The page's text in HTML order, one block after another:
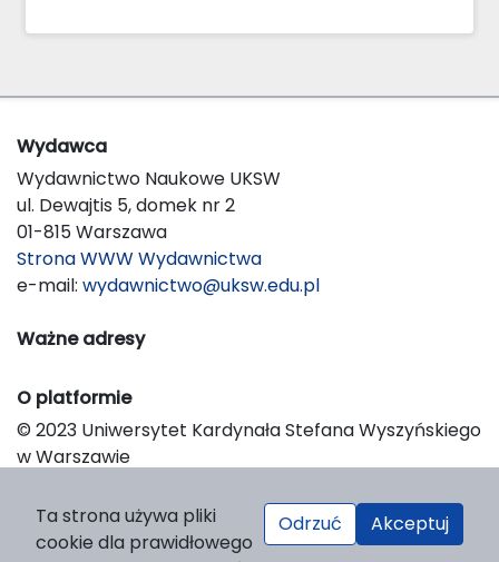
Wydawca
Wydawnictwo Naukowe UKSW
ul. Dewajtis 5, domek nr 2
01-815 Warszawa
Strona WWW Wydawnictwa
e-mail: wydawnictwo@uksw.edu.pl
Ważne adresy
O platformie
© 2023 Uniwersytet Kardynała Stefana Wyszyńskiego
w Warszawie
Platform & Workflow by OJS/PKP
Ta strona używa pliki
cookie dla prawidłowego
Odrzuć Akceptuj